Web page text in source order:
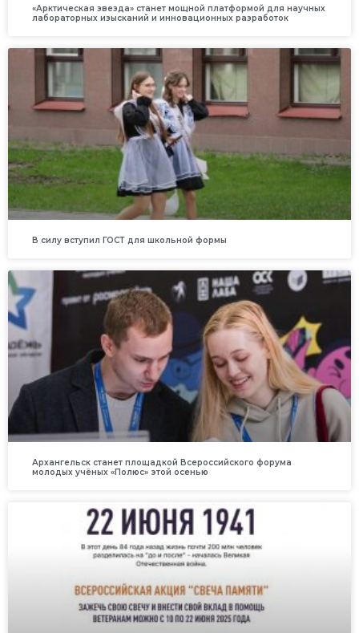
«Арктическая звезда» станет мощной платформой для научных
лабораторных изысканий и инновационных разработок
В силу вступил ГОСТ для школьной формы
Архангельск станет площадкой Всероссийского форума
молодых учёных «Полюс» этой осенью